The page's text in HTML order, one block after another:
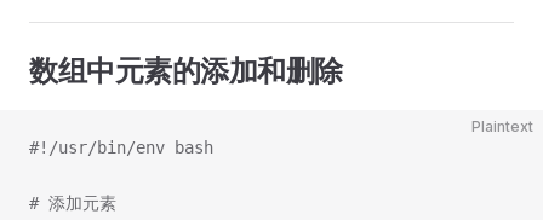
数组中元素的添加和删除
Plaintext
#!/usr/bin/env bash
# 添加元素